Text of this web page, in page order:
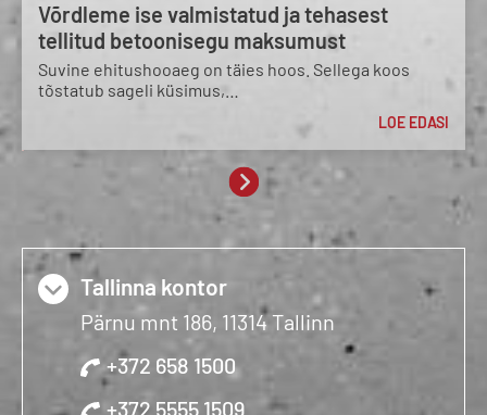
Võrdleme ise valmistatud ja tehasest
tellitud betoonisegu maksumust
Suvine ehitushooaeg on täies hoos. Sellega koos
tõstatub sageli küsimus,…
LOE EDASI
Tallinna kontor
Pärnu mnt 186, 11314 Tallinn
+372 658 1500
+372 5555 1509